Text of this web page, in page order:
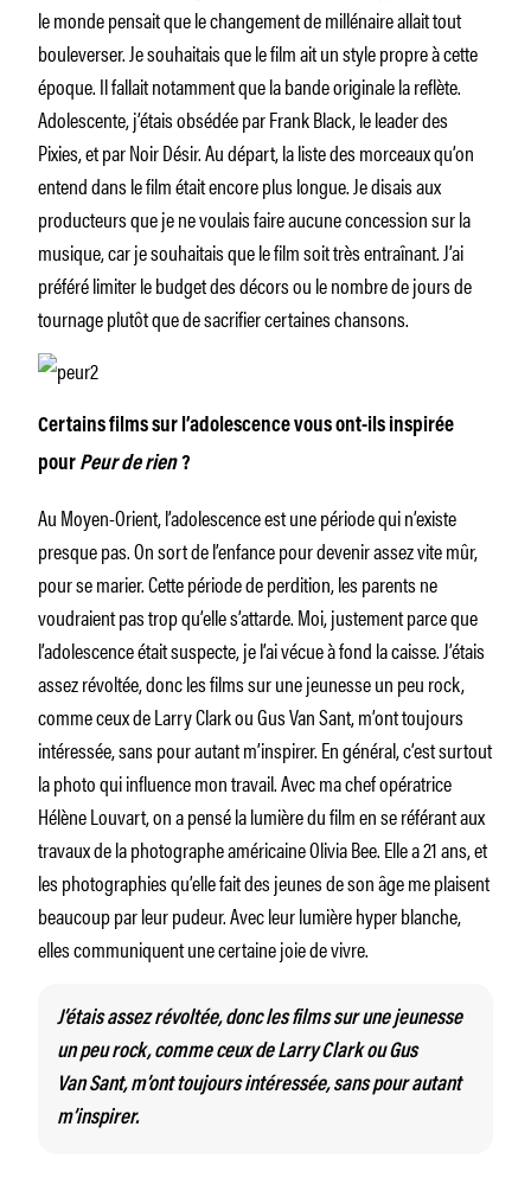
le monde pensait que le changement de millénaire allait tout
bouleverser. Je souhaitais que le film ait un style propre à cette
époque. Il fallait notamment que la bande originale la reflète.
Adolescente, j’étais obsédée par Frank Black, le leader des
Pixies, et par Noir Désir. Au départ, la liste des morceaux qu’on
entend dans le film était encore plus longue. Je disais aux
producteurs que je ne voulais faire aucune concession sur la
musique, car je souhaitais que le film soit très entraînant. J’ai
préféré limiter le budget des décors ou le nombre de jours de
tournage plutôt que de sacrifier certaines chansons.
Certains films sur l’adolescence vous ont-ils inspirée
pour Peur de rien?
Au Moyen-Orient, l’adolescence est une période qui n’existe
presque pas. On sort de l’enfance pour devenir assez vite mûr,
pour se marier. Cette période de perdition, les parents ne
voudraient pas trop qu’elle s’attarde. Moi, justement parce que
l’adolescence était suspecte, je l’ai vécue à fond la caisse. J’étais
assez révoltée, donc les films sur une jeunesse un peu rock,
comme ceux de Larry Clark ou Gus Van Sant, m’ont toujours
intéressée, sans pour autant m’inspirer. En général, c’est surtout
la photo qui influence mon travail. Avec ma chef opératrice
Hélène Louvart, on a pensé la lumière du film en se référant aux
travaux de la photographe américaine Olivia Bee. Elle a 21 ans, et
les photographies qu’elle fait des jeunes de son âge me plaisent
beaucoup par leur pudeur. Avec leur lumière hyper blanche,
elles communiquent une certaine joie de vivre.
J’étais assez révoltée, donc les films sur une jeunesse
un peu rock, comme ceux de Larry Clark ou Gus
Van Sant, m’ont toujours intéressée, sans pour autant
m’inspirer.